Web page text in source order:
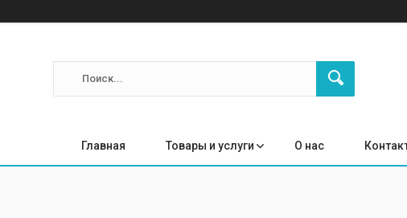
Главная Товары и услуги О нас